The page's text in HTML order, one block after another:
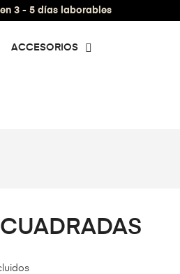
en 3 - 5 días laborables
ACCESORIOS